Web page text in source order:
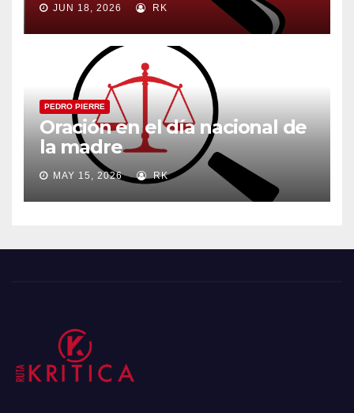
JUN 18, 2026 RK
PEDRO PIERRE
Oración en el día nacional de
la madre
MAY 15, 2026 RK